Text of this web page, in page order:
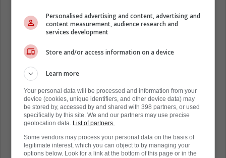
Personalised advertising and content, advertising and
content measurement, audience research and
services development
Store and/or access information on a device
Learn more
Your personal data will be processed and information from your
device (cookies, unique identifiers, and other device data) may
be stored by, accessed by and shared with 398 partners, or used
specifically by this site. We and our partners may use precise
geolocation data. List of partners.
Some vendors may process your personal data on the basis of
legitimate interest, which you can object to by managing your
options below. Look for a link at the bottom of this page or in the